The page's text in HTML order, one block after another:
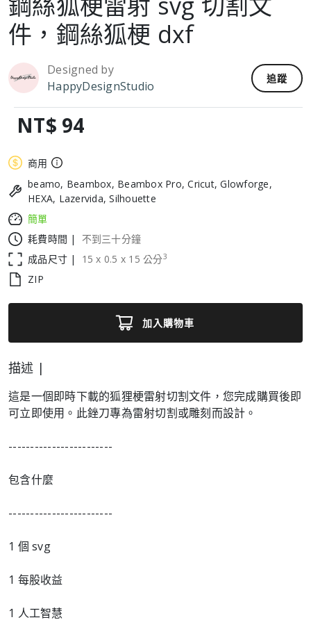
件，鋼絲狐梗 dxf
Designed by
HappyDesignStudio
追蹤
NT$ 94
商用
beamo, Beambox, Beambox Pro, Cricut, Glowforge,
HEXA, Lazervida, Silhouette
簡單
耗費時間 |
不到三十分鐘
成品尺寸 |
15 x 0.5 x 15 公分3
ZIP
加入購物車
描述 |
這是一個即時下載的狐狸梗雷射切割文件，您完成購買後即
可立即使用。此銼刀專為雷射切割或雕刻而設計。
------------------------
包含什麼
------------------------
1 個 svg
1 每股收益
1 人工智慧